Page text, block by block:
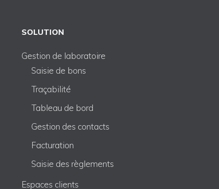
SOLUTION
Gestion de laboratoire
Saisie de bons
Traçabilité
Tableau de bord
Gestion des contacts
Facturation
Saisie des règlements
Espaces clients